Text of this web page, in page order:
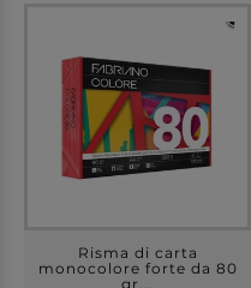
Risma di carta
monocolore forte da 80
gr...